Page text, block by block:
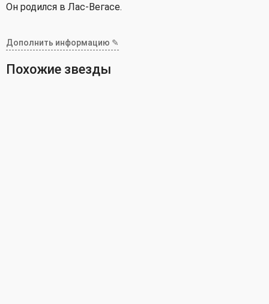
Он родился в Лас-Вегасе.
Дополнить информацию ✎
Похожие звезды